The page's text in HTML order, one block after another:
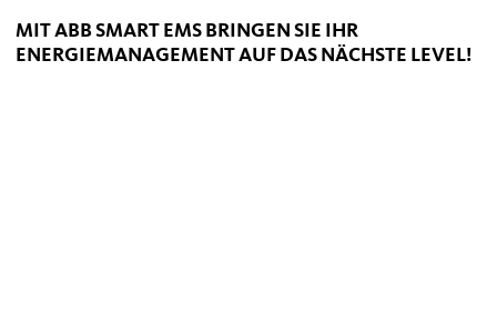
MIT ABB SMART EMS BRINGEN SIE IHR
ENERGIEMANAGEMENT AUF DAS NÄCHSTE LEVEL!